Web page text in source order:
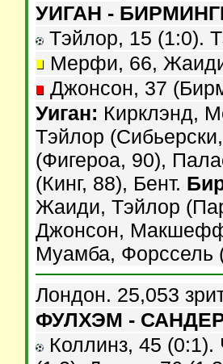
УИГАН -
Тэйлор, 15 (1:0).
Мерфи, 66,
Джонсон, 37
Уиган: Кирклэнд,
Тэйлор
(Фигероа, 90),
(Кинг, 88), Бент.
Жаиди, Тэйлор
Джонсон,
Муамба, Форссель
Лондон. 25,053
ФУЛХЭМ -
Коллинз, 45